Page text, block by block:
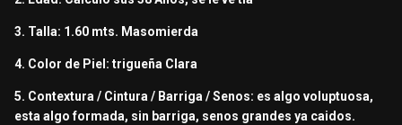
3. Talla: 1.60 mts. Masomierda
4. Color de Piel: trigueña Clara
5. Contextura / Cintura / Barriga / Senos: es algo voluptuosa,
esta algo formada, sin barriga, senos grandes ya caidos.